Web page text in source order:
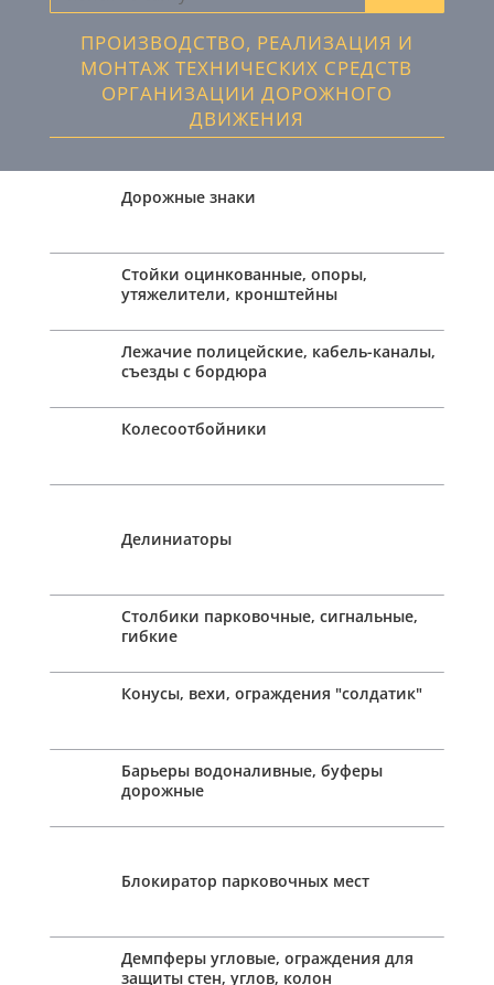
ПРОИЗВОДСТВО, РЕАЛИЗАЦИЯ И
МОНТАЖ ТЕХНИЧЕСКИХ СРЕДСТВ
ОРГАНИЗАЦИИ ДОРОЖНОГО
ДВИЖЕНИЯ
Дорожные знаки
Стойки оцинкованные, опоры,
утяжелители, кронштейны
Лежачие полицейские, кабель-каналы,
съезды с бордюра
Колесоотбойники
Делиниаторы
Столбики парковочные, сигнальные,
гибкие
Конусы, вехи, ограждения "солдатик"
Барьеры водоналивные, буферы
дорожные
Блокиратор парковочных мест
Демпферы угловые, ограждения для
защиты стен, углов, колон